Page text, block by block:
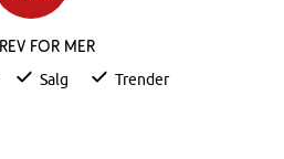
for mer
Salg Trender